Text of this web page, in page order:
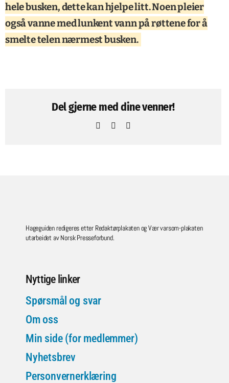
hele busken, dette kan hjelpe litt. Noen pleier
også vanne med lunkent vann på røttene for å
smelte telen nærmest busken.
Del gjerne med dine venner!
Facebook
Pinterest
Hageguiden redigeres etter Redaktørplakaten og Vær varsom-plakaten
utarbeidet av Norsk Presseforbund.
Nyttige linker
Spørsmål og svar
Om oss
Min side (for medlemmer)
Nyhetsbrev
Personvernerklæring